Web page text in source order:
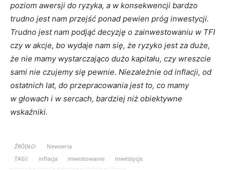
poziom awersji do ryzyka, a w konsekwencji bardzo
trudno jest nam przejść ponad pewien próg inwestycji.
Trudno jest nam podjąć decyzję o zainwestowaniu w TFI
czy w akcje, bo wydaje nam się, że ryzyko jest za duże,
że nie mamy wystarczająco dużo kapitału, czy wreszcie
sami nie czujemy się pewnie. Niezależnie od inflacji, od
ostatnich lat, do przepracowania jest to, co mamy
w głowach i w sercach, bardziej niż obiektywne
wskaźniki.
ŹRÓDŁO:
Newseria
TAGI:
inflacja inwestowanie inwestycje